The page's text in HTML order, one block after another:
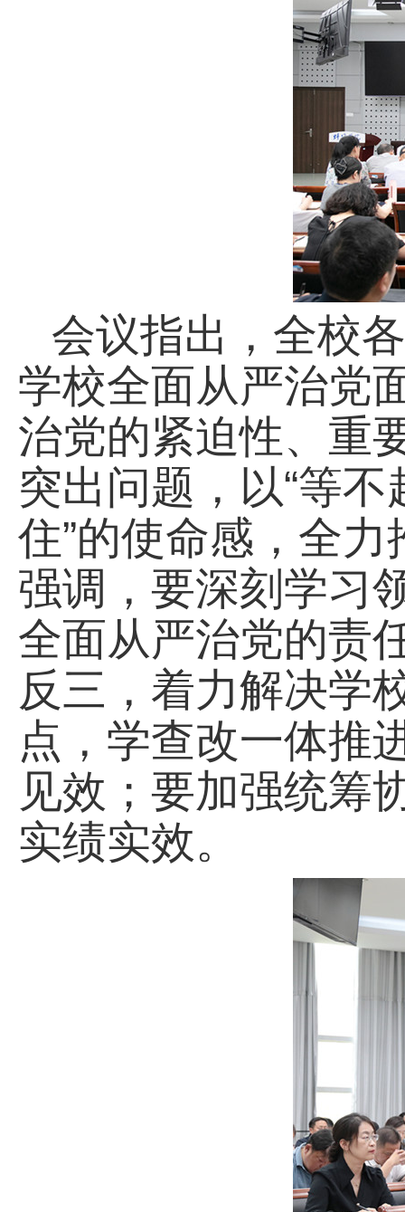
会议指出，全校
学校全面从严治党
治党的紧迫性、重
突出问题，以“等不
住”的使命感，全
强调，要深刻学习
全面从严治党的责
反三，着力解决学
点，学查改一体推
见效；要加强统筹
实绩实效。